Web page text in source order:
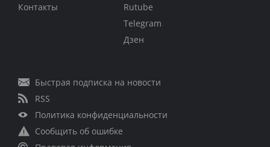
Контакты
Rutube
Telegram
Дзен
Быстрая подписка на новости
RSS
Политика конфиденциальности
Сообщить об ошибке